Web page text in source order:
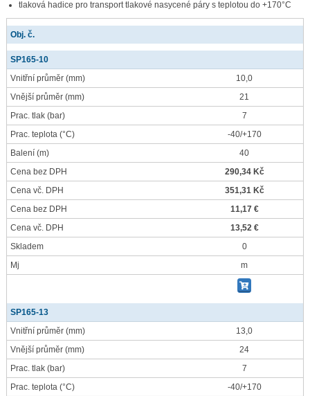
tlaková hadice pro transport tlakové nasycené páry s teplotou do +170°C
Obj. č.
SP165-10
Vnitřní průměr (mm)
10,0
Vnější průměr (mm)
21
Prac. tlak (bar)
7
Prac. teplota (°C)
-40/+170
Balení (m)
40
Cena bez DPH
290,34 Kč
Cena vč. DPH
351,31 Kč
Cena bez DPH
11,17 €
Cena vč. DPH
13,52 €
Skladem
0
Mj
m
SP165-13
Vnitřní průměr (mm)
13,0
Vnější průměr (mm)
24
Prac. tlak (bar)
7
Prac. teplota (°C)
-40/+170